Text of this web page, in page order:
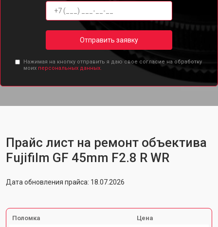
Отправить заявку
Нажимая на кнопку отправить я даю свое согласие на обработку
моих персональных данных.
Прайс лист на ремонт объектива
Fujifilm GF 45mm F2.8 R WR
Дата обновления прайса: 18.07.2026
Поломка Цена